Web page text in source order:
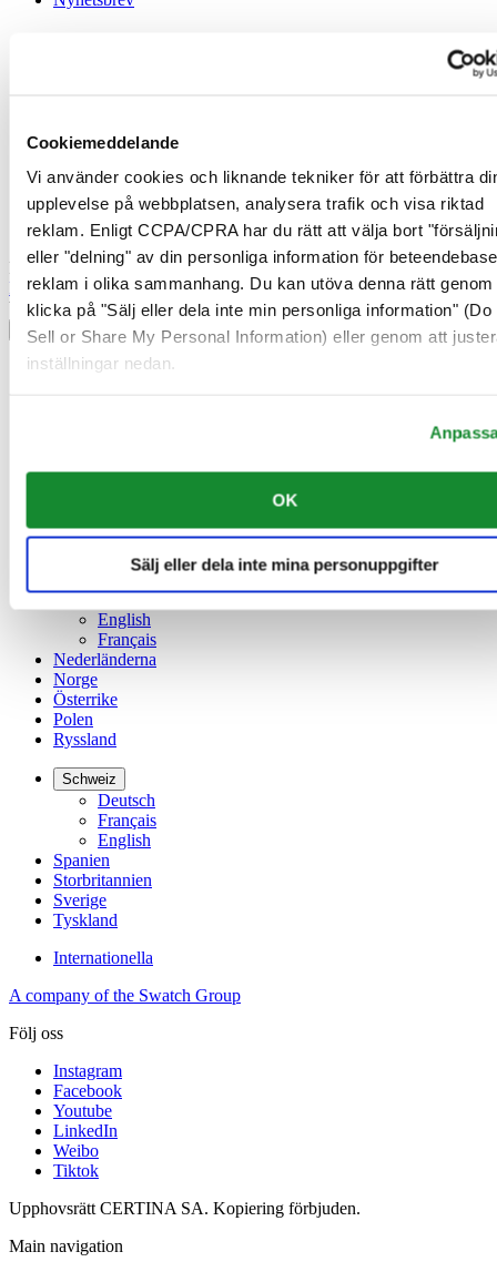
Cookiemeddelande
Vi använder cookies och liknande tekniker för att förbättra
upplevelse på webbplatsen, analysera trafik och visa riktad
reklam. Enligt CCPA/CPRA har du rätt att välja bort
eller "delning" av din personliga information för
reklam i olika sammanhang. Du kan utöva denna rätt genom
klicka på "Sälj eller dela inte min personliga information" (Do
Sell or Share My Personal Information) eller genom att
inställningar nedan.
OK
Sälj eller dela inte mina personuppgifter
Cookiemeddelande
Försäljningsvillkor
Ångerrätt / Frånträde av avtal
Gå med i Certina Klubben
Registrera dig för att få exklusiv information
Bli medlem
Välj land/region
Språkväljare
Belgien
France
English
简体中文
Luxemburg
English
Français
Nederländerna
Norge
Österrike
Polen
Ryssland
Schweiz
Deutsch
Français
English
Spanien
Storbritannien
Sverige
Tyskland
Internationella
A company of the Swatch Group
Följ oss
Instagram
Facebook
Youtube
LinkedIn
Weibo
Tiktok
Upphovsrätt CERTINA SA. Kopiering förbjuden.
Main navigation